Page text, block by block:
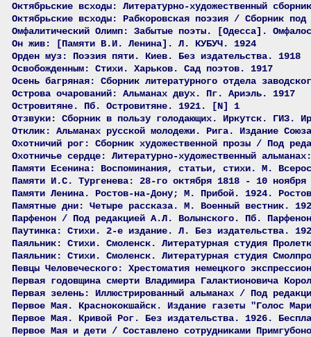
Октябрьские всходы: Литературно-художественный
Октябрьские всходы: Рабкоровская поэзия / Сборник
Омфалитический Олимп: Забытые поэты. [Одесса].
Он жив: [Памяти В.И. Ленина]. Л. КУБУЧ. 1924
Орден муз: Поэзия пяти. Киев. Без издательства. 1918
Освобожденным: Стихи. Харьков. Сад поэтов. 1917
Осень багряная: Сборник литературного отдела
Острова очарований: Альманах двух. Пг. Ариэль. 1917
Островитяне. Пб. Островитяне. 1921. [N] 1
Отзвуки: Сборник в пользу голодающих. Иркутск. ГИЗ.
Отклик: Альманах русской молодежи. Рига. Издание
Охотничий рог: Сборник художественной прозы / Под
Охотничье сердце: Литературно-художественный
Памяти Есенина: Воспоминания, статьи, стихи. М.
Памяти И.С. Тургенева: 28-го октября 1818 - 10 ноября
Памяти Ленина. Ростов-на-Дону; М. Прибой. 1924.
Памятные дни: Четыре рассказа. М. Военный вестник.
Парфенон / Под редакцией А.Л. Волынского. Пб.
Паутинка: Стихи. 2-е издание. Л. Без издательства.
Паяльник: Стихи. Смоленск. Литературная студия
Паяльник: Стихи. Смоленск. Литературная студия
Певцы Человеческого: Хрестоматия немецкого
Первая годовщина смерти Владимира Галактионовича
Первая зелень: Иллюстрированный альманах / Под
Первое Мая. Краснококшайск. Издание газеты "Голос
Первое Мая. Кривой Рог. Без издательства. 1926.
Первое Мая и дети / Составлено сотрудниками